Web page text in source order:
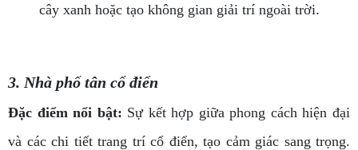
cây xanh hoặc tạo không gian giải trí ngoài trời.
3. Nhà phố tân cổ điển
Đặc điểm nổi bật: Sự kết hợp giữa phong cách hiện đại
và các chi tiết trang trí cổ điển, tạo cảm giác sang trọng.